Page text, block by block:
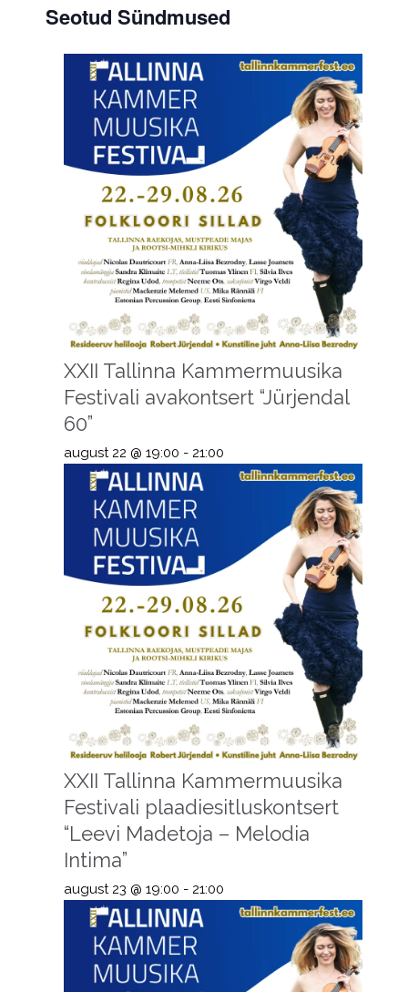
Seotud Sündmused
XXII Tallinna Kammermuusika
Festivali avakontsert “Jürjendal
60”
august 22 @ 19:00 - 21:00
XXII Tallinna Kammermuusika
Festivali plaadiesitluskontsert
“Leevi Madetoja – Melodia
Intima”
august 23 @ 19:00 - 21:00